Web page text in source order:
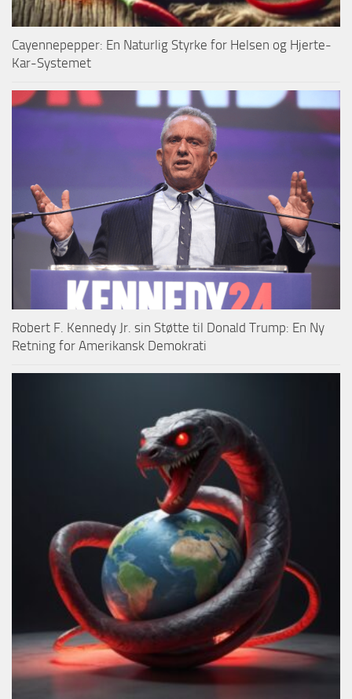
Cayennepepper: En Naturlig Styrke for Helsen og Hjerte-
Kar-Systemet
Robert F. Kennedy Jr. sin Støtte til Donald Trump: En Ny
Retning for Amerikansk Demokrati